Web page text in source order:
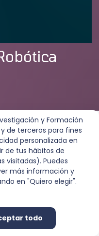
Más información
y Formación
y de terceros para fines
personalizada en
de tus hábitos de
visitadas). Puedes
más información y
en "Quiero elegir".
todo